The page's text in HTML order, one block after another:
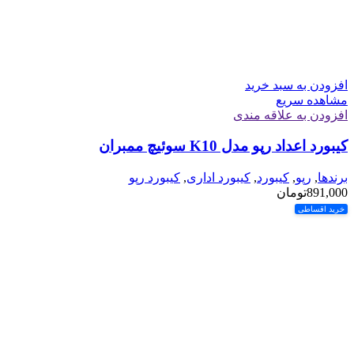
افزودن به سبد خرید
مشاهده سریع
افزودن به علاقه مندی
کیبورد اعداد رپو مدل K10 سوئیچ ممبران
برندها, رپو, کیبورد, کیبورد اداری, کیبورد رپو
891,000تومان
خرید اقساطی